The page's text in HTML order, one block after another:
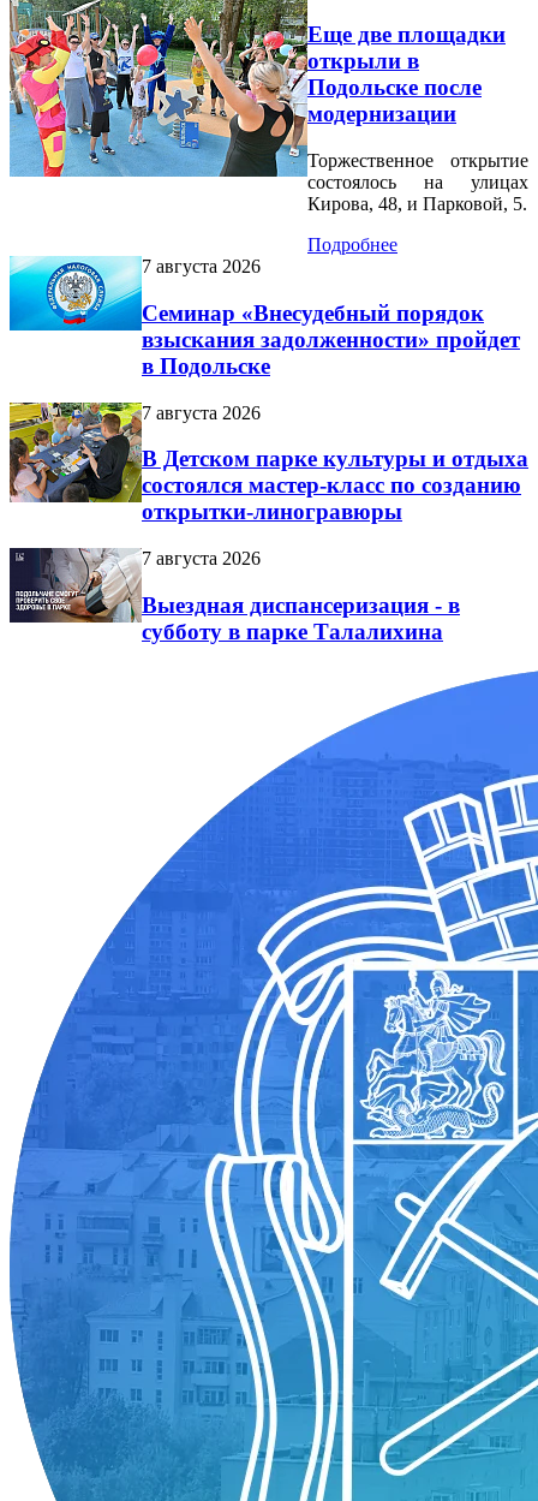
Еще две площадки
открыли в
Подольске после
модернизации
Торжественное открытие
состоялось на улицах
Кирова, 48, и Парковой, 5.
Подробнее
7 августа 2026
Семинар «Внесудебный порядок
взыскания задолженности» пройдет
в Подольске
7 августа 2026
В Детском парке культуры и отдыха
состоялся мастер-класс по созданию
открытки-линогравюры
7 августа 2026
Выездная диспансеризация - в
субботу в парке Талалихина